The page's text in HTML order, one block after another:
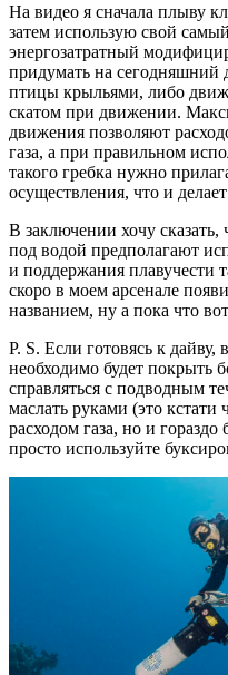
На видео я сначала плыву
затем использую свой
энергозатратный
придумать на
птицы крыльями, либо
скатом при движении.
движения позволяют
газа, а при правильном
такого гребка нужно
осуществления, что и
В заключении хочу сказать,
под водой предполагают
и поддержания плавучести
скоро в моем арсенале
названием, ну а пока что
P. S. Если готовясь к
необходимо будет покрыть
справляться с подводным
маслать руками (это кстати
расходом газа, но и
просто используйте